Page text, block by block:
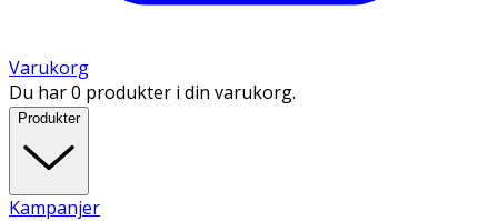
Varukorg
Du har 0 produkter i din varukorg.
Produkter
Kampanjer